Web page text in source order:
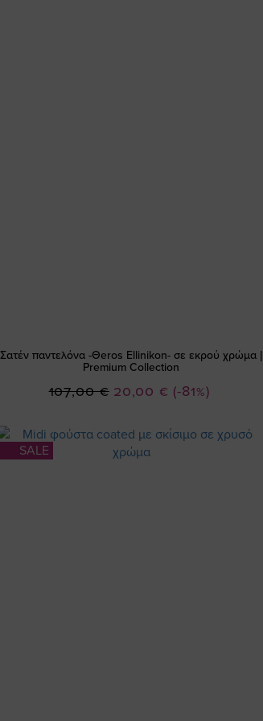
Σατέν παντελόνα -Θeros Εllinikon- σε εκρού χρώμα |
Premium Collection
(-81%)
Ειδική
20,00 €
107,00 €
SALE